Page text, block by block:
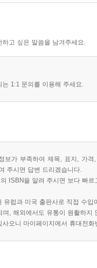
고 싶은 말씀을 남겨주세요.
1:1 문의를 이용해 주세요.
보가 부족하여 제목, 표지, 가
주시면 답변 드리겠습니다.
ISBN을 알려 주시면 보다 빠
럽과 미국 출판사로 직접 수입
, 해외에서도 유통이 원활하지
오니 마이페이지에서 휴대전